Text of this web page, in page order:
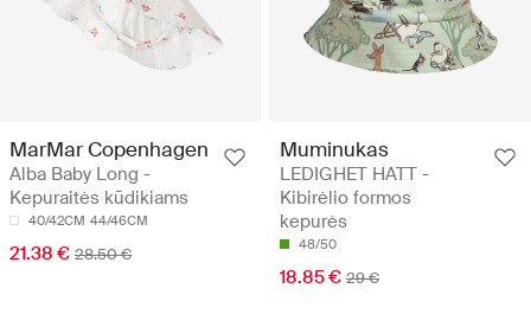
MarMar Copenhagen
Alba Baby Long -
Kepuraitės kūdikiams
40/42CM 44/46CM
21.38 € 28.50 €
Muminukas
LEDIGHET HATT -
Kibirėlio formos
kepurės
48/50
18.85 € 29 €